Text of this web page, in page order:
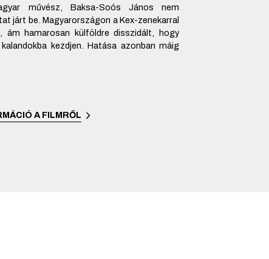
művész, Baksa-Soós János nem
járt be. Magyarországon a Kex-zenekarral
hamarosan külföldre disszidált, hogy
kezdjen. Hatása azonban máig
A FILMRŐL